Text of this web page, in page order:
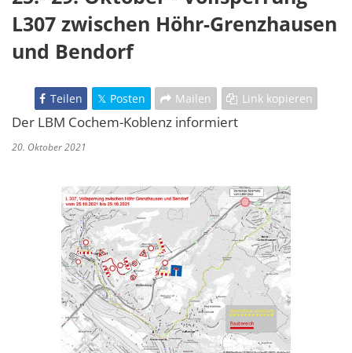
L307 zwischen Höhr-Grenzhausen
und Bendorf
Teilen Posten Mailen Link kopieren
Der LBM Cochem-Koblenz informiert
20. Oktober 2021